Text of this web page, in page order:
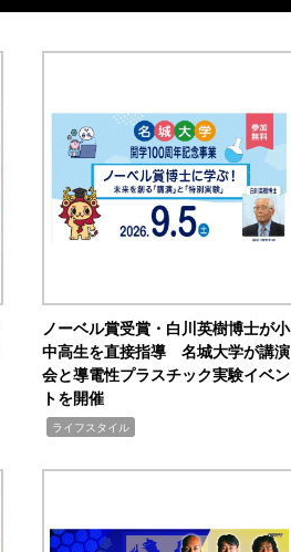
ノーベル賞受賞・白川英樹博士が小
中高生を直接指導 名城大学が講演
会と導電性プラスチック実験イベン
トを開催
ライフスタイル